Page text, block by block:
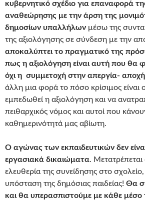
κυβερνητικό σχέδιο για επαναφορά
αναθεώρησης με την άρση της
δημοσίων υπαλλήλων μέσω της
της αξιολόγησης σε σύνδεση με την
αποκαλύπτει το πραγματικό της
πως η αξιολόγηση είναι αυτή που θα
όχι η συμμετοχή στην απεργία-
άλλη μια φορά το πόσο κρίσιμος είναι
εμπεδωθεί η αξιολόγηση και να
πειθαρχικός νόμος και αυτοί που
καθημερινότητά μας αβίωτη.
Ο αγώνας των εκπαιδευτικών δεν
εργασιακά δικαιώματα.
ελευθερία της συνείδησης στο σχολείο,
υπόσταση της δημόσιας παιδείας! Θα
και θα υπερασπιστούμε με κάθε μέσο